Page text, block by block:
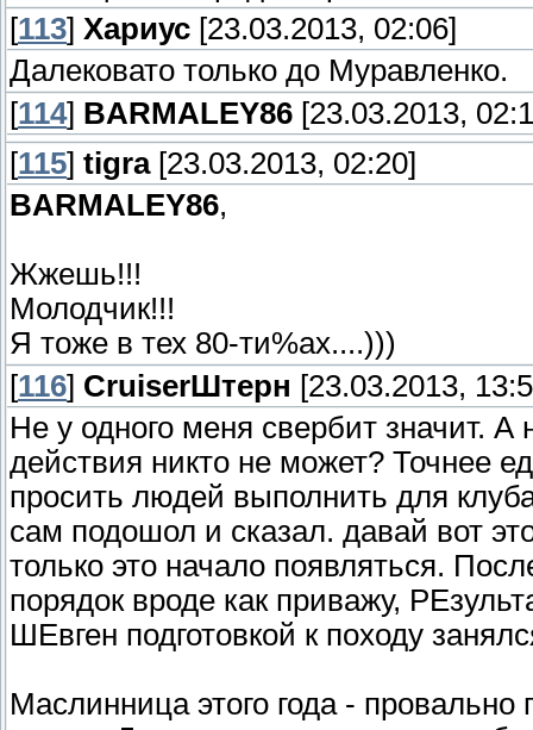
[113] Хариус [23.03.2013, 02:06]
Далековато только до Муравленко.
[114] BARMALEY86 [23.03.2013,
[115] tigra[23.03.2013, 02:20]
BARMALEY86,
Жжешь!!!
Молодчик!!!
Я тоже в тех 80-ти%ах....)))
[116] СruiserШтерн [23.03.2013,
Не у одного меня свербит значит.
действия никто не может? Точнее
просить людей выполнить для
сам подошол и сказал. давай вот
только это начало появляться.
порядок вроде как приважу,
ШЕвген подготовкой к походу
Маслинница этого года -